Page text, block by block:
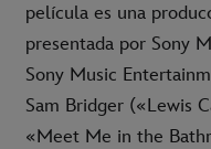
película es una
presentada por Sony
Sony Music
Sam Bridger («Lewis
«Meet Me in the